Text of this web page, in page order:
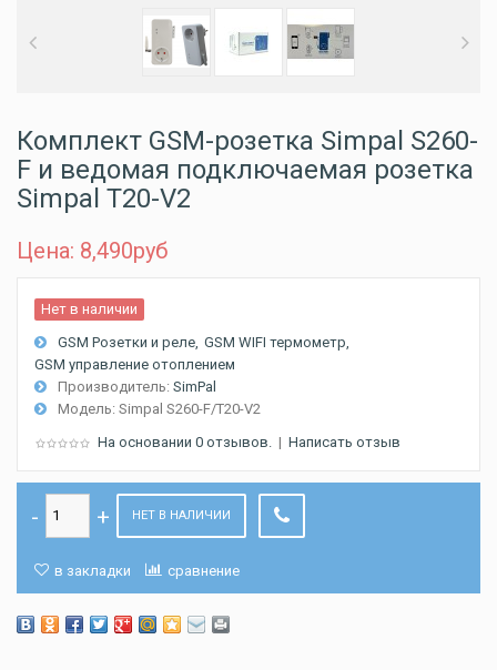
Комплект GSM-розетка Simpal S260-
F и ведомая подключаемая розетка
Simpal T20-V2
Цена: 8,490руб
Нет в наличии
GSM Розетки и реле GSM WIFI термометр
GSM управление отоплением
Производитель: SimPal
Модель: Simpal S260-F/T20-V2
На основании 0 отзывов. | Написать отзыв
НЕТ В НАЛИЧИИ
в закладки сравнение